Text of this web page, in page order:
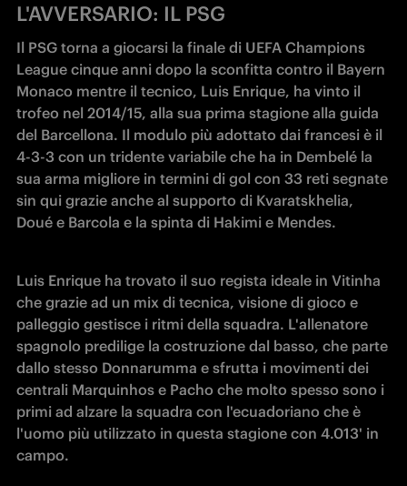
L'AVVERSARIO: IL PSG
Il PSG torna a giocarsi la finale di UEFA Champions
League cinque anni dopo la sconfitta contro il Bayern
Monaco mentre il tecnico, Luis Enrique, ha vinto il
trofeo nel 2014/15, alla sua prima stagione alla guida
del Barcellona. Il modulo più adottato dai francesi è il
4-3-3 con un tridente variabile che ha in Dembelé la
sua arma migliore in termini di gol con 33 reti segnate
sin qui grazie anche al supporto di Kvaratskhelia,
Doué e Barcola e la spinta di Hakimi e Mendes.
Luis Enrique ha trovato il suo regista ideale in Vitinha
che grazie ad un mix di tecnica, visione di gioco e
palleggio gestisce i ritmi della squadra. L'allenatore
spagnolo predilige la costruzione dal basso, che parte
dallo stesso Donnarumma e sfrutta i movimenti dei
centrali Marquinhos e Pacho che molto spesso sono i
primi ad alzare la squadra con l'ecuadoriano che è
l'uomo più utilizzato in questa stagione con 4.013' in
campo.